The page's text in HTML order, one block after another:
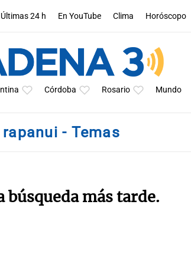
Últimas 24 h En YouTube Clima Horóscopo
Córdoba Rosario Mundo
rapanui - Temas
más tarde.